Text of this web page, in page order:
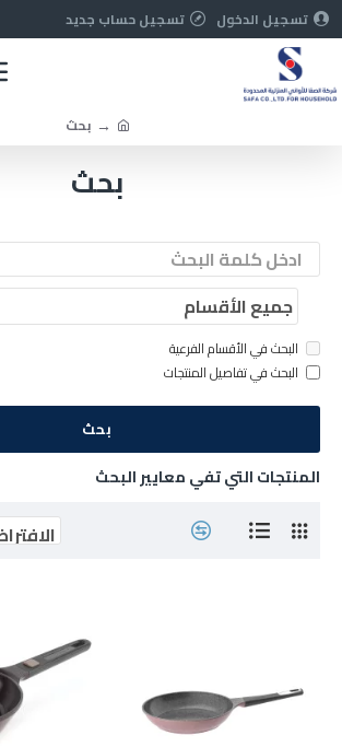
تسجيل الدخول تسجيل حساب جديد
بحث
بحث
البحث في الأقسام الفرعية
البحث في تفاصيل المنتجات
بحث
المنتجات التي تفي معايير البحث